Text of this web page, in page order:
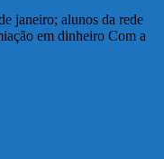
janeiro; alunos da rede
em dinheiro Com a